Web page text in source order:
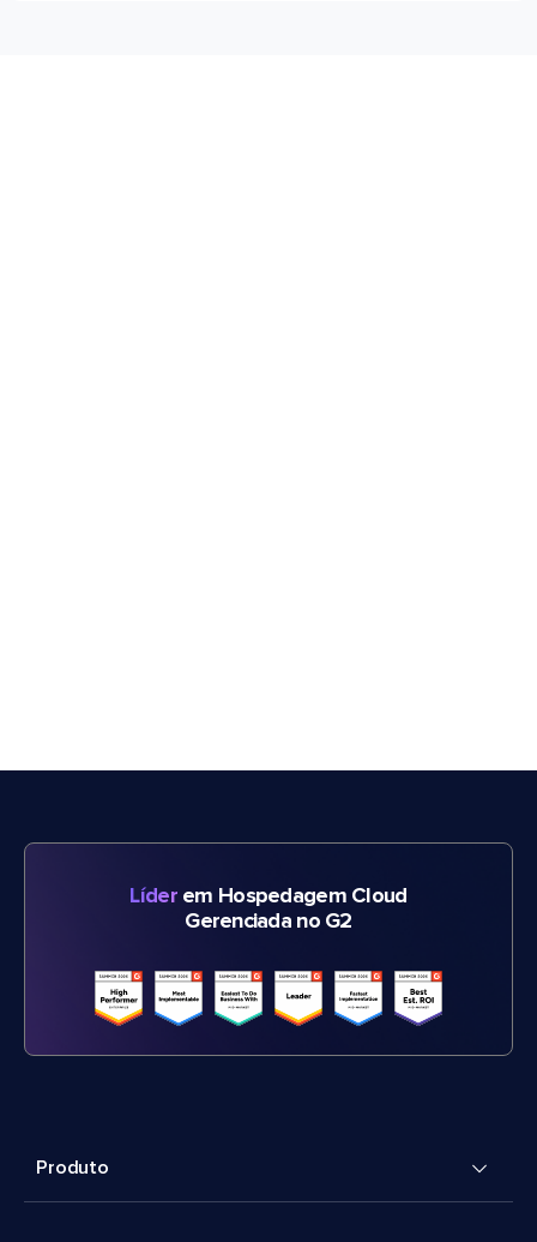
Líderem Hospedagem Cloud
Gerenciada no G2
Produto